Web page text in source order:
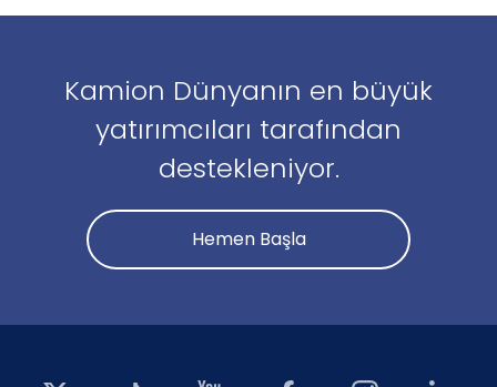
Kamion Dünyanın en büyük
yatırımcıları tarafından
destekleniyor.
Hemen Başla